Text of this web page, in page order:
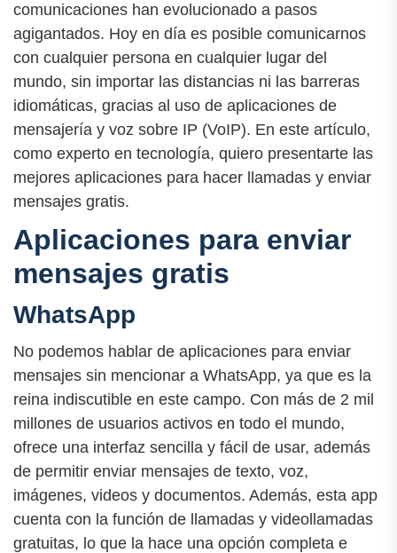
comunicaciones han evolucionado a pasos
agigantados. Hoy en día es posible comunicarnos
con cualquier persona en cualquier lugar del
mundo, sin importar las distancias ni las barreras
idiomáticas, gracias al uso de aplicaciones de
mensajería y voz sobre IP (VoIP). En este artículo,
como experto en tecnología, quiero presentarte las
mejores aplicaciones para hacer llamadas y enviar
mensajes gratis.
Aplicaciones para enviar
mensajes gratis
WhatsApp
No podemos hablar de aplicaciones para enviar
mensajes sin mencionar a WhatsApp, ya que es la
reina indiscutible en este campo. Con más de 2 mil
millones de usuarios activos en todo el mundo,
ofrece una interfaz sencilla y fácil de usar, además
de permitir enviar mensajes de texto, voz,
imágenes, videos y documentos. Además, esta app
cuenta con la función de llamadas y videollamadas
gratuitas, lo que la hace una opción completa e